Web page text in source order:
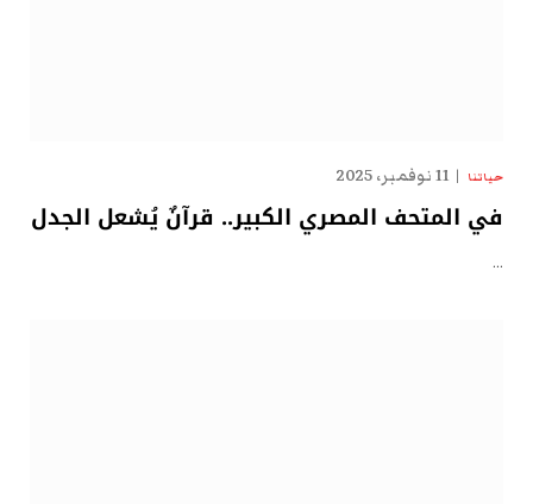
حياتنا 11 نوفمبر، 2025
في المتحف المصري الكبير.. قرآنٌ يُشعل الجدل
…